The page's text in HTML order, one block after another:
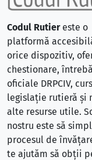
Codul Rutiereste o
platformă
orice dispozitiv,
chestionare,
oficiale DRPCIV,
legislație rutieră și
alte resurse utile.
nostru este să
procesul de
te ajutăm să obții